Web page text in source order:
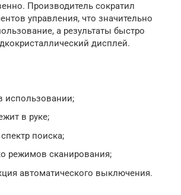
Производитель сократил
управления, что значительно
а результаты быстро
дисплей.
использовании;
в руке;
поиска;
режимов сканирования;
автоматического выключения.